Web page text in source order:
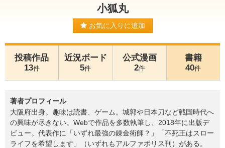
小狐丸
お気に入りに追加
投稿作品
13件
近況ボード
5件
公式漫画
2件
書籍
40件
著者プロフィール
大阪府出身。趣味は読書、ゲーム。城郭や日本刀など戦国時代へ
の興味が尽きない。Webで作品を多数執筆し、2018年に出版デ
ビュー。代表作に「いずれ最強の錬金術師？」「不死王はスロー
ライフを希望します」（いずれもアルファポリス刊）がある。